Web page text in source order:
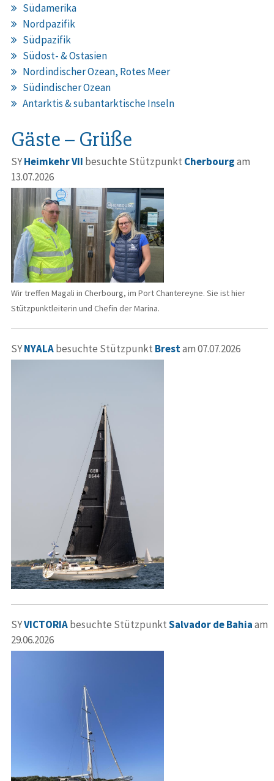
Südamerika
Nordpazifik
Südpazifik
Südost- & Ostasien
Nordindischer Ozean, Rotes Meer
Südindischer Ozean
Antarktis & subantarktische Inseln
Gäste – Grüße
SYHeimkehr VII besuchte Stützpunkt Cherbourgam
13.07.2026
Wir treffen Magali in Cherbourg, im Port Chantereyne. Sie ist hier
Stützpunktleiterin und Chefin der Marina.
SYNYALAbesuchte Stützpunkt Brestam 07.07.2026
SYVICTORIAbesuchte StützpunktSalvador de Bahiaam
29.06.2026